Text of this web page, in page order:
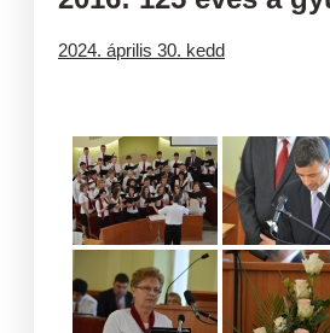
2024. április 30. kedd